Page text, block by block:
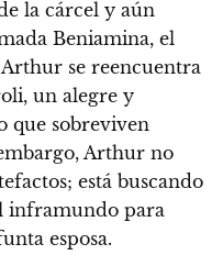
la cárcel y aún
Beniamina, el
se reencuentra
un alegre y
que sobreviven
Arthur no
está buscando
inframundo para
esposa.